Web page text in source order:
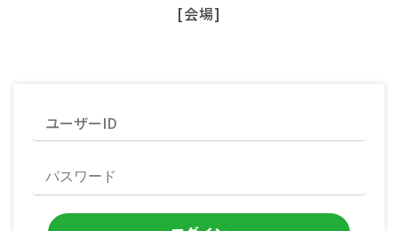
[会場]